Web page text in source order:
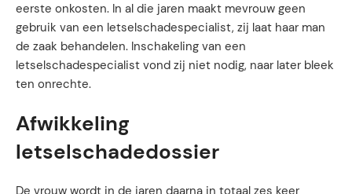
eerste onkosten. In al die jaren maakt mevrouw geen
gebruik van een letselschadespecialist, zij laat haar man
de zaak behandelen. Inschakeling van een
letselschadespecialist vond zij niet nodig, naar later bleek
ten onrechte.
Afwikkeling
letselschadedossier
De vrouw wordt in de jaren daarna in totaal zes keer